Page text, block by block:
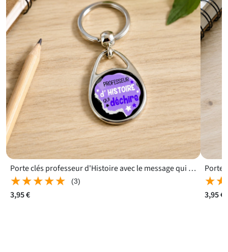
Porte clés professeur d'Histoire avec le message qui déchire
★★★★★
★★★★★ (3)
3,95 € 3,95 €